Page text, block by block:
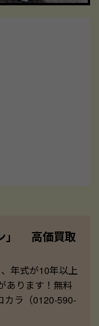
」 高価買取
年式が10年以上
あります！無料
カラ（0120-590-